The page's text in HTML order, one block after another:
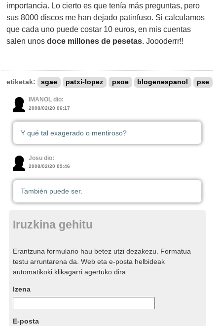
importancia. Lo cierto es que tenía más preguntas, pero
sus 8000 discos me han dejado patinfuso. Si calculamos
que cada uno puede costar 10 euros, en mis cuentas
salen unosdoce millones de pesetas. Joooderrr!!
etiketak: sgae patxi-lopez psoe blogenespanol pse
IMANOL dio:
2008/02/20 06:17
Y qué tal exagerado o mentiroso?
Josu dio:
2008/02/20 09:46
También puede ser.
Iruzkina gehitu
Erantzuna formulario hau betez utzi dezakezu. Formatua
testu arruntarena da. Web eta e-posta helbideak
automatikoki klikagarri agertuko dira.
Izena
E-posta